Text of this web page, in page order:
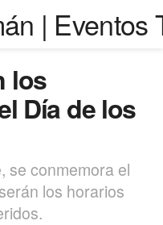
los
Día de los
se conmemora el
los horarios